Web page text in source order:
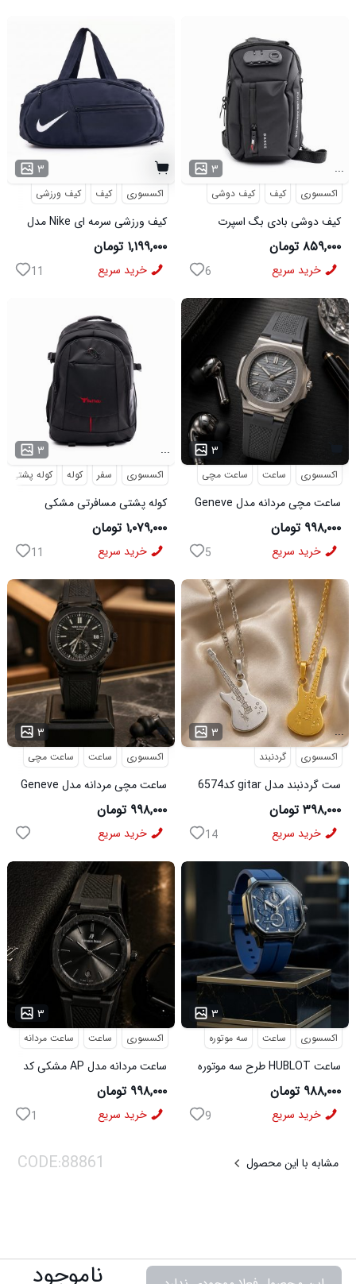
ناموجود
۳
اکسسوری کیف کیف ورزشی
کیف ورزشی سرمه ای Nike مدل
50701
۱,۱۹۹,۰۰۰ تومان
خرید سریع 11
۳ ...
اکسسوری کیف کیف دوشی
کیف دوشی بادی بگ اسپرت
Bange مدل 50695
۸۵۹,۰۰۰ تومان
خرید سریع 6
۳ ...
اکسسوری سفر کوله کوله پشتی
کوله پشتی مسافرتی مشکی
Buffalo مدل 50690
۱,۰۷۹,۰۰۰ تومان
خرید سریع 11
۳
اکسسوری ساعت ساعت مچی
ساعت مچی مردانه مدل Geneve
طوسی کد6564
۹۹۸,۰۰۰ تومان
خرید سریع 5
۳
اکسسوری ساعت ساعت مچی
ساعت مچی مردانه مدل Geneve
کد 6562
۹۹۸,۰۰۰ تومان
خرید سریع
۳ ...
اکسسوری گردنبند
ست گردنبند مدل gitar کد6574
۳۹۸,۰۰۰ تومان
خرید سریع 14
۳ ...
اکسسوری ساعت ساعت مردانه
ساعت مردانه مدل AP مشکی کد
6546
۹۹۸,۰۰۰ تومان
خرید سریع 1
۳
اکسسوری ساعت سه موتوره
ساعت HUBLOT طرح سه موتوره
سورمه ای کد 6559
۹۸۸,۰۰۰ تومان
خرید سریع 9
مشابه با این محصول